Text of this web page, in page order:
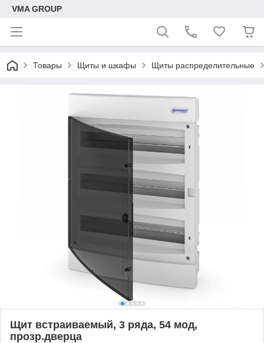
VMA GROUP
Товары Щиты и шкафы Щиты распределительные
Щит встраиваемый, 3 ряда, 54 мод,
прозр.дверца